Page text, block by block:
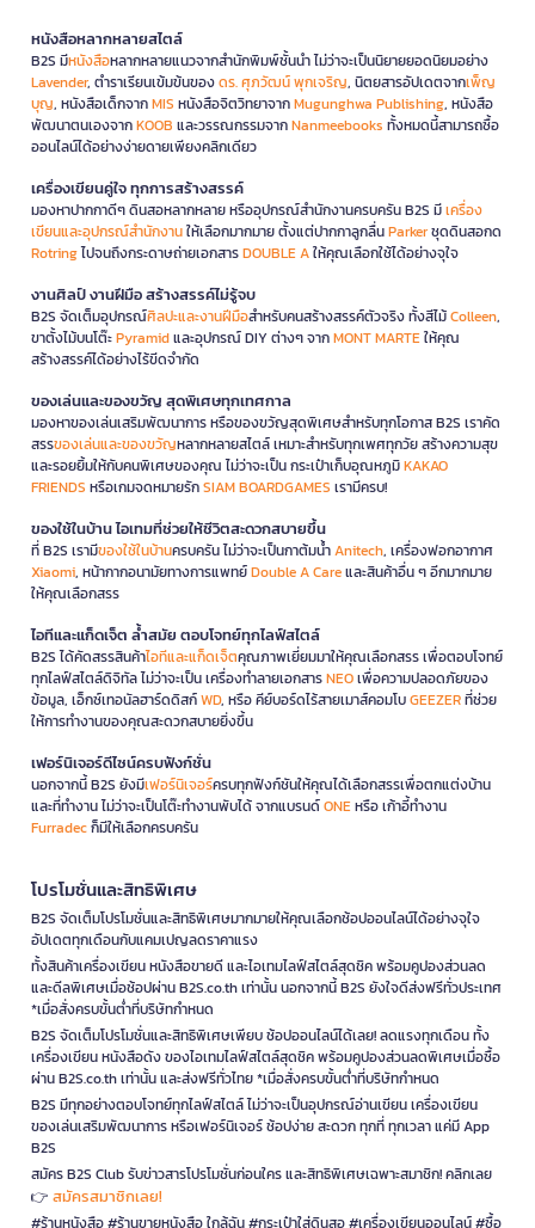
หนังสือหลากหลายสไตล์
B2S มีหนังสือหลากหลายแนวจากสำนักพิมพ์ชั้นนำ ไม่ว่าจะเป็นนิยายยอดนิยมอย่าง
Lavender, ตำราเรียนเข้มข้นของดร. ศุภวัฒน์ พุกเจริญ, นิตยสารอัปเดตจากเพ็ญ
บุญ, หนังสือเด็กจากMIS หนังสือจิตวิทยาจากMugunghwa Publishing, หนังสือ
พัฒนาตนเองจากKOOB และวรรณกรรมจากNanmeebooks ทั้งหมดนี้สามารถซื้อ
ออนไลน์ได้อย่างง่ายดายเพียงคลิกเดียว
เครื่องเขียนคู่ใจ ทุกการสร้างสรรค์
มองหาปากกาดีๆ ดินสอหลากหลาย หรืออุปกรณ์สำนักงานครบครัน B2S มีเครื่อง
เขียนและอุปกรณ์สำนักงานให้เลือกมากมาย ตั้งแต่ปากกาลูกลื่นParkerชุดดินสอกด
Rotringไปจนถึงกระดาษถ่ายเอกสารDOUBLE Aให้คุณเลือกใช้ได้อย่างจุใจ
งานศิลป์ งานฝีมือ สร้างสรรค์ไม่รู้จบ
B2S จัดเต็มอุปกรณ์ศิลปะและงานฝีมือสำหรับคนสร้างสรรค์ตัวจริง ทั้งสีไม้Colleen,
ขาตั้งไม้บนโต๊ะPyramidและอุปกรณ์ DIY ต่างๆ จากMONT MARTEให้คุณ
สร้างสรรค์ได้อย่างไร้ขีดจำกัด
ของเล่นและของขวัญ สุดพิเศษทุกเทศกาล
มองหาของเล่นเสริมพัฒนาการ หรือของขวัญสุดพิเศษสำหรับทุกโอกาส B2S เราคัด
สรรของเล่นและของขวัญหลากหลายสไตล์ เหมาะสำหรับทุกเพศทุกวัย สร้างความสุข
และรอยยิ้มให้กับคนพิเศษของคุณ ไม่ว่าจะเป็น กระเป๋าเก็บอุณหภูมิKAKAO
FRIENDS หรือเกมจดหมายรักSIAM BOARDGAMES เรามีครบ!
ของใช้ในบ้าน ไอเทมที่ช่วยให้ชีวิตสะดวกสบายขึ้น
ที่ B2S เรามีของใช้ในบ้านครบครัน ไม่ว่าจะเป็นกาต้มน้ำAnitech, เครื่องฟอกอากาศ
Xiaomi, หน้ากากอนามัยทางการแพทย์Double A Careและสินค้าอื่น ๆ อีกมากมาย
ให้คุณเลือกสรร
ไอทีและแก็ดเจ็ต ล้ำสมัย ตอบโจทย์ทุกไลฟ์สไตล์
B2S ได้คัดสรรสินค้าไอทีและแก็ดเจ็ตคุณภาพเยี่ยมมาให้คุณเลือกสรร เพื่อตอบโจทย์
ทุกไลฟ์สไตล์ดิจิทัล ไม่ว่าจะเป็น เครื่องทำลายเอกสารNEOเพื่อความปลอดภัยของ
ข้อมูล, เอ็กซ์เทอนัลฮาร์ดดิสก์WD, หรือ คีย์บอร์ดไร้สายเมาส์คอมโบGEEZERที่ช่วย
ให้การทำงานของคุณสะดวกสบายยิ่งขึ้น
เฟอร์นิเจอร์ดีไซน์ครบฟังก์ชั่น
นอกจากนี้ B2S ยังมีเฟอร์นิเจอร์ครบทุกฟังก์ชันให้คุณได้เลือกสรรเพื่อตกแต่งบ้าน
และที่ทำงาน ไม่ว่าจะเป็นโต๊ะทำงานพับได้ จากแบรนด์ONEหรือ เก้าอี้ทำงาน
Furradecก็มีให้เลือกครบครัน
โปรโมชั่นและสิทธิพิเศษ
B2S จัดเต็มโปรโมชั่นและสิทธิพิเศษมากมายให้คุณเลือกช้อปออนไลน์ได้อย่างจุใจ
อัปเดตทุกเดือนกับแคมเปญลดราคาแรง
ทั้งสินค้าเครื่องเขียน หนังสือขายดี และไอเทมไลฟ์สไตล์สุดชิค พร้อมคูปองส่วนลด
และดีลพิเศษเมื่อช้อปผ่าน B2S.co.th เท่านั้น นอกจากนี้ B2S ยังใจดีส่งฟรีทั่วประเทศ
*เมื่อสั่งครบขั้นต่ำที่บริษัทกำหนด
B2S จัดเต็มโปรโมชั่นและสิทธิพิเศษเพียบ ช้อปออนไลน์ได้เลย! ลดแรงทุกเดือน ทั้ง
เครื่องเขียน หนังสือดัง ของไอเทมไลฟ์สไตล์สุดชิค พร้อมคูปองส่วนลดพิเศษเมื่อซื้อ
ผ่าน B2S.co.th เท่านั้น และส่งฟรีทั่วไทย *เมื่อสั่งครบขั้นต่ำที่บริษัทกำหนด
B2S มีทุกอย่างตอบโจทย์ทุกไลฟ์สไตล์ ไม่ว่าจะเป็นอุปกรณ์อ่านเขียน เครื่องเขียน
ของเล่นเสริมพัฒนาการ หรือเฟอร์นิเจอร์ ช้อปง่าย สะดวก ทุกที่ ทุกเวลา แค่มี App
B2S
สมัคร B2S Club รับข่าวสารโปรโมชั่นก่อนใคร และสิทธิพิเศษเฉพาะสมาชิก! คลิกเลย
👉 สมัครสมาชิกเลย!
#ร้านหนังสือ #ร้านขายหนังสือ ใกล้ฉัน #กระเป๋าใส่ดินสอ #เครื่องเขียนออนไลน์ #ซื้อ